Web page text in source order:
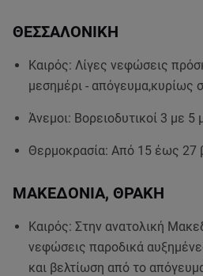
ΘΕΣΣΑΛΟΝΙΚΗ
Καιρός: Λίγες νεφώσεις
μεσημέρι - απόγευμα,κυρίως
Άνεμοι: Βορειοδυτικοί 3 με 5
Θερμοκρασία: Από 15 έως 27
ΜΑΚΕΔΟΝΙΑ, ΘΡΑΚΗ
Καιρός: Στην ανατολική
νεφώσεις παροδικά
και βελτίωση από το